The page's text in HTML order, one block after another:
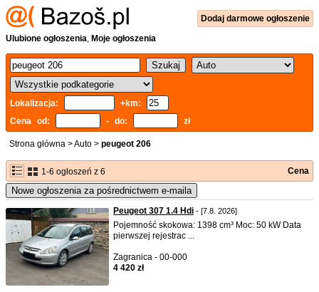
Dodaj darmowe ogłoszenie
Ulubione ogłoszenia, Moje ogłoszenia
Lokalizacja:
+km:
Cena od:
- do: zł
Strona główna >Auto > peugeot 206
1-6 ogłoszeń z 6 Cena
Nowe ogłoszenia za pośrednictwem e-maila
Peugeot 307 1.4 Hdi - [7.8. 2026]
Pojemność skokowa: 1398 cm³ Moc: 50 kW Data
pierwszej rejestrac ...
Zagranica - 00-000
4 420 zł